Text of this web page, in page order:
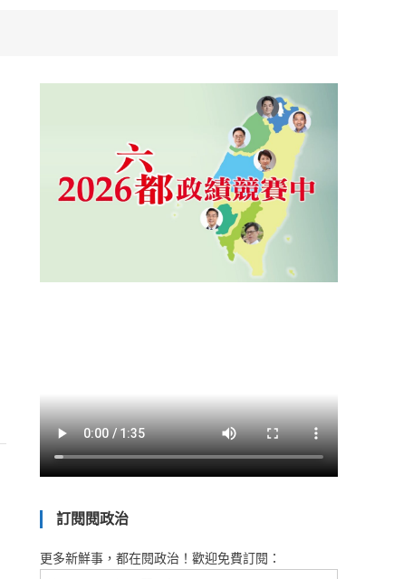
訂閱閱政治
更多新鮮事，都在閱政治！歡迎免費訂閱：